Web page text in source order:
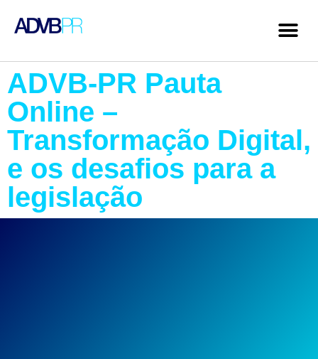
ADVB-PR Pauta
Online –
Transformação Digital,
e os desafios para a
legislação